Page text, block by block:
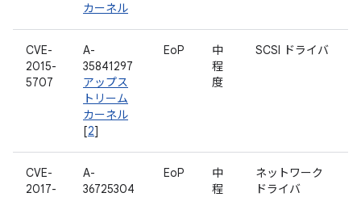
カーネル
CVE-
2015-
5707
A-
35841297
アップス
トリーム
カーネル
[2]
EoP
中
程
度
SCSI ドライバ
CVE-
2017-
A-
36725304
EoP
中
程
ネットワーク
ドライバ